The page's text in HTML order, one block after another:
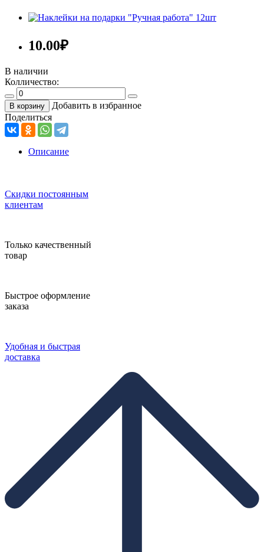
10.00₽
В наличии
Колличество:
В корзину
Добавить в избранное
Поделиться
Описание
Скидки постоянным
клиентам
Только качественный
товар
Быстрое оформление
заказа
Удобная и быстрая
доставка